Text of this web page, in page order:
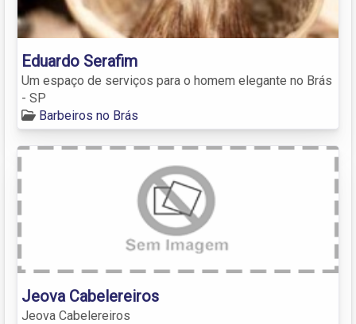
Eduardo Serafim
Um espaço de serviços para o homem elegante no Brás
- SP
Barbeiros no Brás
Jeova Cabelereiros
Jeova Cabelereiros